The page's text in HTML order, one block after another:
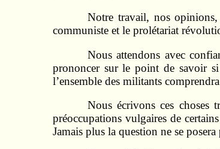
Notre travail, nos
communiste et le prolétariat
Nous attendons avec
prononcer sur le point de savoir si
l’ensemble des militants
Nous écrivons ces choses
préoccupations vulgaires de
Jamais plus la question ne se